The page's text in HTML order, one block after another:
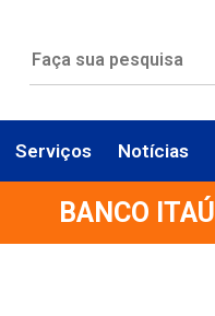
Serviços Notícias
BANCO ITAÚ